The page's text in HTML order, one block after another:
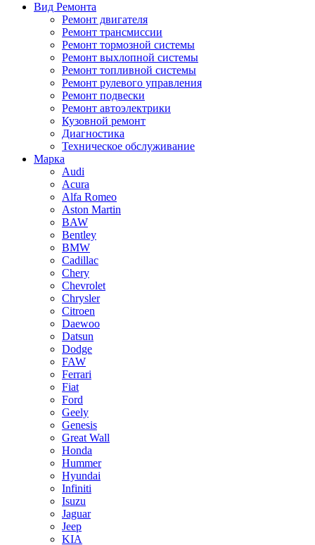
Вид Ремонта
Ремонт двигателя
Ремонт трансмиссии
Ремонт тормозной системы
Ремонт выхлопной системы
Ремонт топливной системы
Ремонт рулевого управления
Ремонт подвески
Ремонт автоэлектрики
Кузовной ремонт
Диагностика
Техническое обслуживание
Марка
Audi
Acura
Alfa Romeo
Aston Martin
BAW
Bentley
BMW
Cadillac
Chery
Chevrolet
Chrysler
Citroen
Daewoo
Datsun
Dodge
FAW
Ferrari
Fiat
Ford
Geely
Genesis
Great Wall
Honda
Hummer
Hyundai
Infiniti
Isuzu
Jaguar
Jeep
KIA